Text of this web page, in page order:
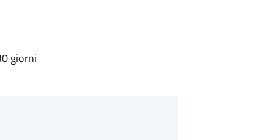
giorni